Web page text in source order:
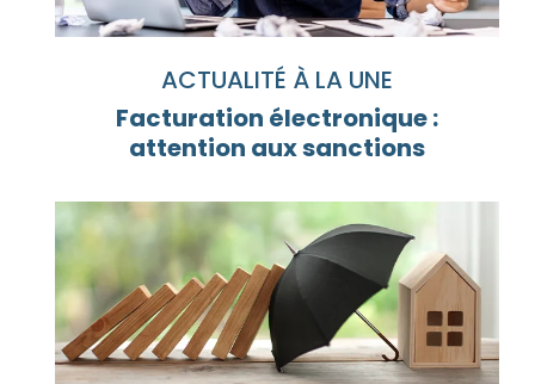
ACTUALITÉ À LA UNE
Facturation électronique :
attention aux sanctions